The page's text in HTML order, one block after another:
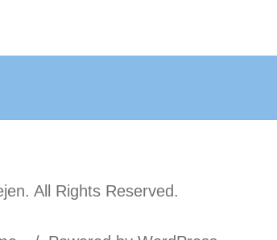
All Rights Reserved.